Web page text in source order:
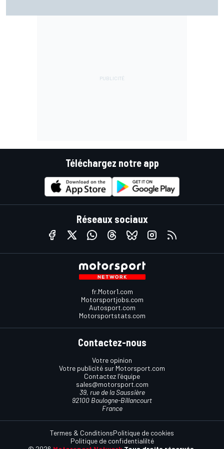
Téléchargez notre app
Réseaux sociaux
fr.Motor1.com
Motorsportjobs.com
Autosport.com
Motorsportstats.com
Contactez-nous
Votre opinion
Votre publicité sur Motorsport.com
Contactez l'équipe
sales@motorsport.com
39, rue de la Saussière
92100 Boulogne-Billancourt
France
Termes & ConditionsPolitique de cookies
Politique de confidentialilté